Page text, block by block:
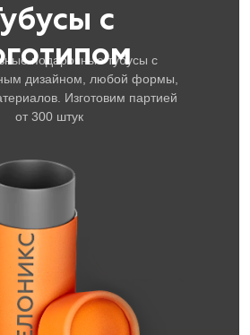
подарочные тубусы с
дизайном, любой формы,
Изготовим партией
от 300 штук
с